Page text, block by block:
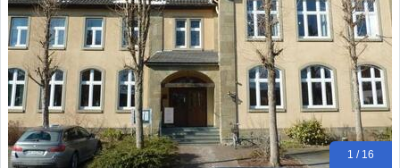
1 / 16